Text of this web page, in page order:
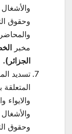
وحقوق
مخبر
الجزائر).
تسديد
وحقوق